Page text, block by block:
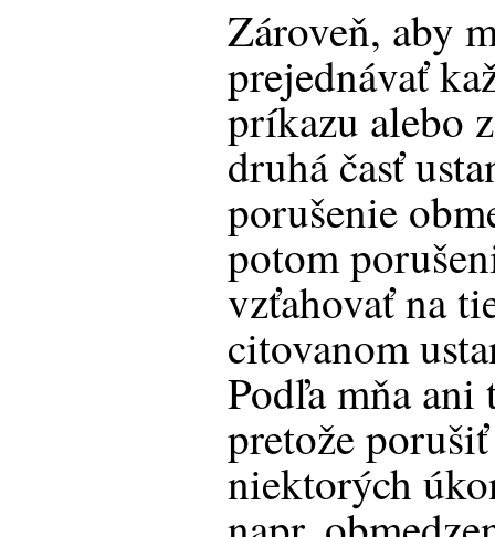
Zároveň, aby
prejednávať
príkazu alebo
druhá časť
porušenie
potom
vzťahovať na
citovanom
Podľa mňa ani
pretože
niektorých